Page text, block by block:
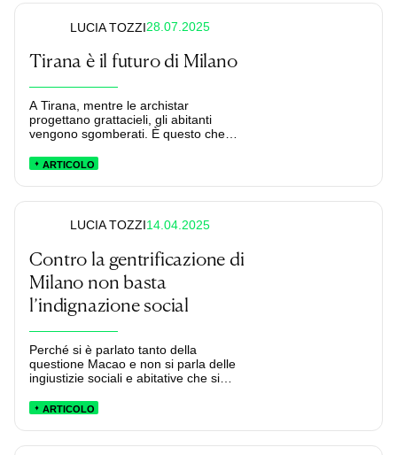
LUCIA TOZZI28.07.2025
Tirana è il futuro di Milano
A Tirana, mentre le archistar
progettano grattacieli, gli abitanti
vengono sgomberati. È questo che
ARTICOLO
LUCIA TOZZI14.04.2025
Contro la gentrificazione di
Milano non basta
l’indignazione social
Perché si è parlato tanto della
questione Macao e non si parla delle
ingiustizie sociali e abitative che si
ARTICOLO